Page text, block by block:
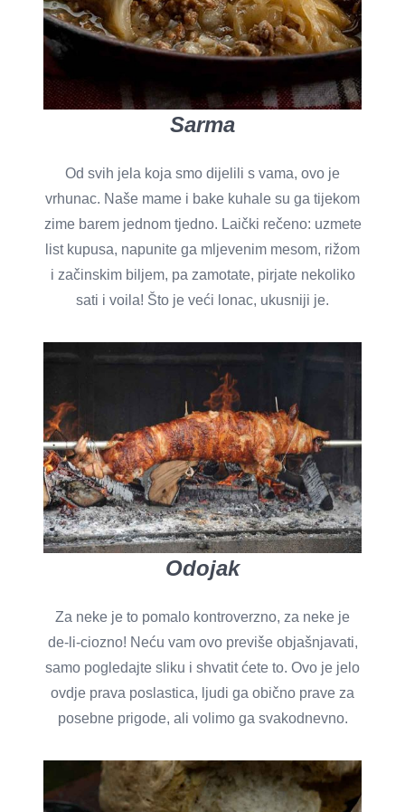
Sarma
Od svih jela koja smo dijelili s vama, ovo je
vrhunac. Naše mame i bake kuhale su ga tijekom
zime barem jednom tjedno. Laički rečeno: uzmete
list kupusa, napunite ga mljevenim mesom, rižom
i začinskim biljem, pa zamotate, pirjate nekoliko
sati i voila! Što je veći lonac, ukusniji je.
Odojak
Za neke je to pomalo kontroverzno, za neke je
de-li-ciozno! Neću vam ovo previše objašnjavati,
samo pogledajte sliku i shvatit ćete to. Ovo je jelo
ovdje prava poslastica, ljudi ga obično prave za
posebne prigode, ali volimo ga svakodnevno.